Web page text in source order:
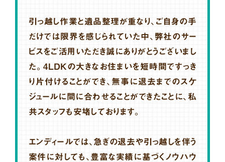
引っ越し作業と遺品整理が重なり、ご自身の手
だけでは限界を感じられていた中、弊社のサー
ビスをご活用いただき誠にありがとうございまし
た。4LDKの大きなお住まいを短時間ですっき
り片付けることができ、無事に退去までのスケ
ジュールに間に合わせることができたことに、私
共スタッフも安堵しております。
エンディールでは、急ぎの退去や引っ越しを伴う
案件に対しても、豊富な実績に基づくノウハウ